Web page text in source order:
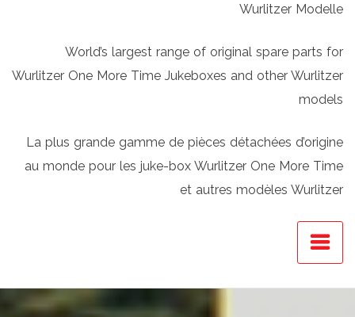
Wurlitzer Modelle
World’s largest range of original spare parts for
Wurlitzer One More Time Jukeboxes and other Wurlitzer
models
La plus grande gamme de pièces détachées d’origine
au monde pour les juke-box Wurlitzer One More Time
et autres modèles Wurlitzer